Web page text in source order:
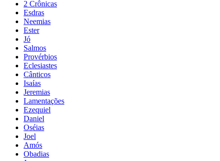
2 Crônicas
Esdras
Neemias
Ester
Jó
Salmos
Provérbios
Eclesiastes
Cânticos
Isaías
Jeremias
Lamentações
Ezequiel
Daniel
Oséias
Joel
Amós
Obadias